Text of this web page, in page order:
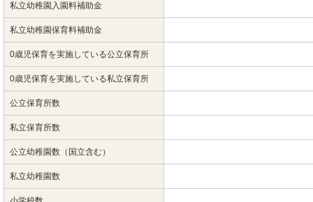
私立幼稚園入園料補助金
私立幼稚園保育料補助金
0歳児保育を実施している公立保育所
0歳児保育を実施している私立保育所
公立保育所数
私立保育所数
公立幼稚園数（国立含む）
私立幼稚園数